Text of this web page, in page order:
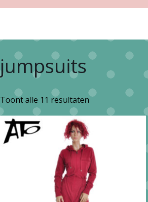
jumpsuits
Toont alle 11 resultatenGesorteerd
op
nieuwste